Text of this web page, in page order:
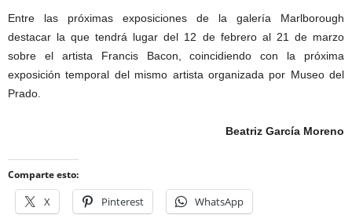
Entre las próximas exposiciones de la galería Marlborough
destacar la que tendrá lugar del 12 de febrero al 21 de marzo
sobre el artista Francis Bacon, coincidiendo con la próxima
exposición temporal del mismo artista organizada por Museo del
Prado.
Beatriz García Moreno
Comparte esto:
X Pinterest WhatsApp